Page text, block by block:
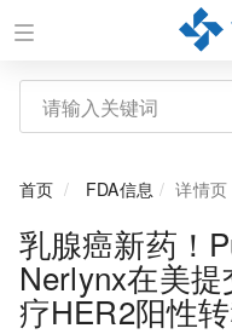
首页 FDA信息 详情页
乳腺癌新药！
Nerlynx在美
疗HER2阳性